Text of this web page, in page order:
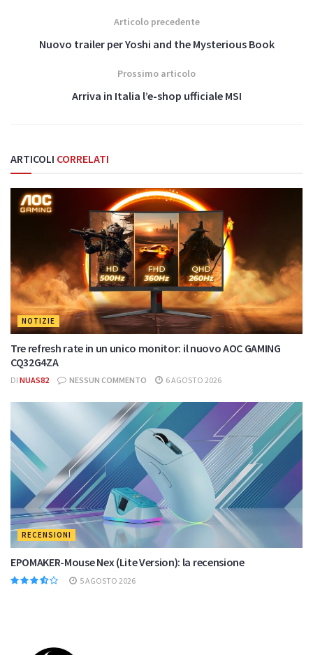
Articolo precedente
Nuovo trailer per Yoshi and the Mysterious Book
Prossimo articolo
Arriva in Italia l’e-shop ufficiale MSI
ARTICOLI CORRELATI
NOTIZIE
Tre refresh rate in un unico monitor: il nuovo AOC GAMING
CQ32G4ZA
DI NUAS82 NESSUN COMMENTO 6 AGOSTO 2026
RECENSIONI
EPOMAKER-Mouse Nex (Lite Version): la recensione
5 AGOSTO 2026